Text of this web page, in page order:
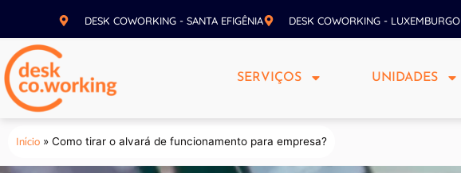
DESK COWORKING - SANTA EFIGÊNIA DESK COWORKING - LUXEMBURGO
SERVIÇOS UNIDADES
Início » Como tirar o alvará de funcionamento para empresa?